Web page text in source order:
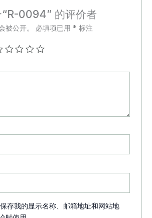
“R-0094” 的评价者
被公开。 必填项已用 * 标注
存我的显示名称、邮箱地址和网站地